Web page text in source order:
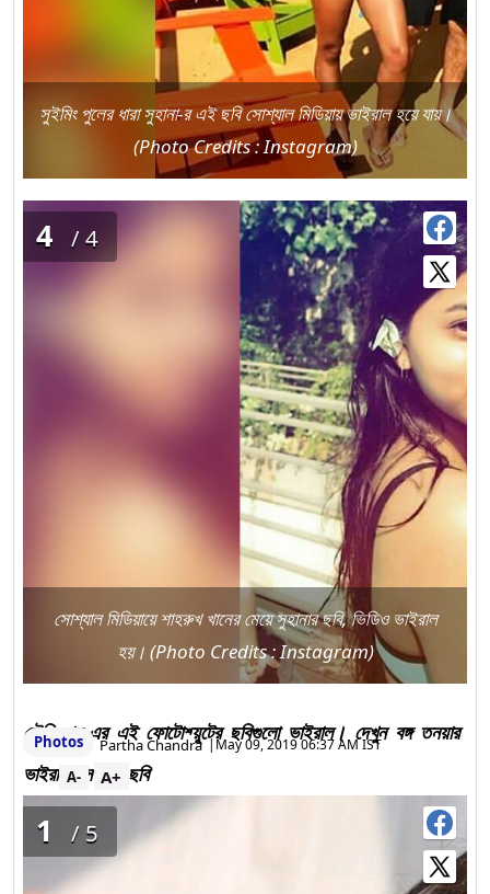
সুইমিং পুলের ধারা সুহানা-র এই ছবি সোশ্যাল মিডিয়ায় ভাইরাল হয়ে যায়।
(Photo Credits : Instagram)
4 /4
সোশ্যাল মিডিয়ায়ে শাহরুখ খানের মেয়ে সুহানার ছবি, ভিডিও ভাইরাল
হয়। (Photo Credits : Instagram)
মৌনি রায়-এর এই ফোটোশ্য়ুটের ছবিগুলো ভাইরাল। দেখুন বঙ্গ তনয়ার
ভাইরাল সেইসব ছবি
Photos Partha Chandra |May 09, 2019 06:37 AM IST
A+
A-
1 /5